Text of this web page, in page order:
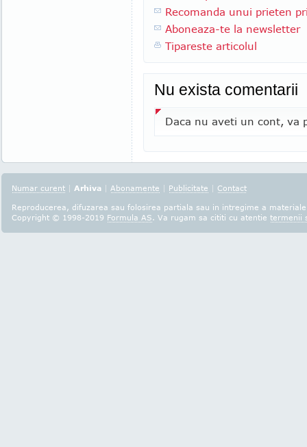
Recomanda unui prieten
Aboneaza-te la newsletter
Tipareste articolul
Nu exista comentarii
Daca nu aveti un cont, va
Numar curent | Arhiva | Abonamente | Publicitate | Contact
Reproducerea, difuzarea sau folosirea partiala sau in intregime a
Copyright © 1998-2019 Formula AS. Va rugam sa cititi cu atentie termenii